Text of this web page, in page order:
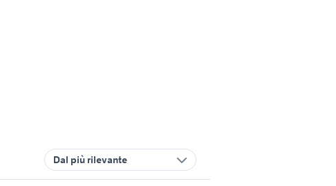
Dal più rilevante